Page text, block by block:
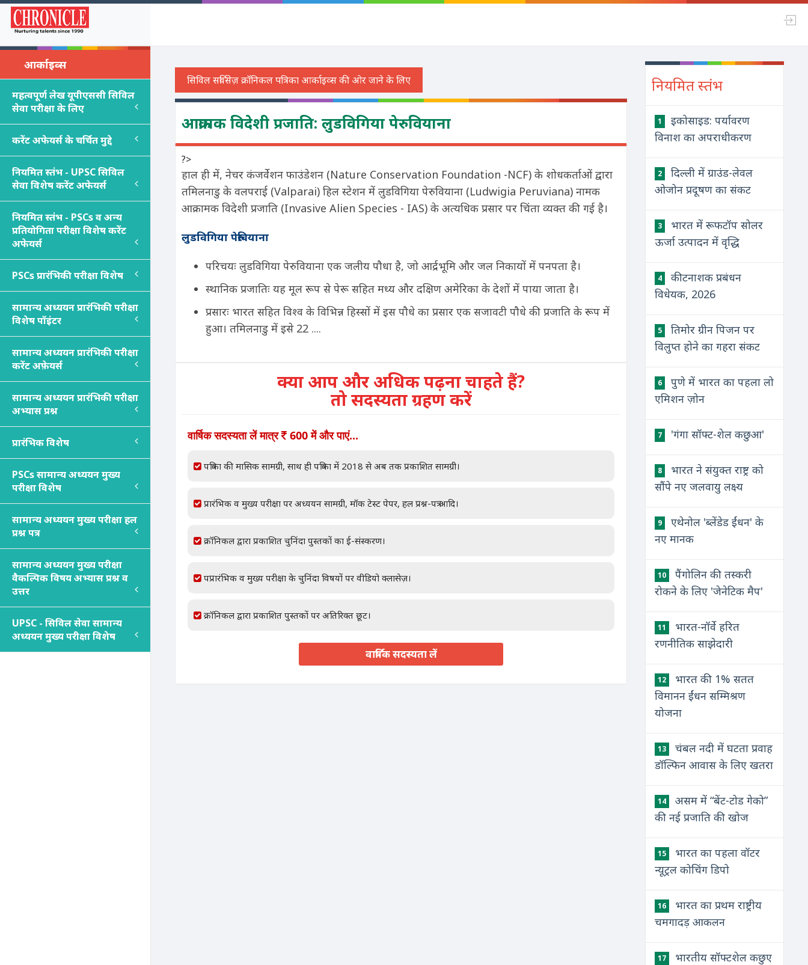
आर्काइव्स
महत्वपूर्ण लेख यूपीएससी सिविल
सेवा परीक्षा के लिए
करेंट अफेयर्स के चर्चित मुद्दे
नियमित स्तंभ - UPSC सिविल
सेवा विशेष करेंट अफेयर्स
नियमित स्तंभ - PSCsव अन्य
प्रतियोगिता परीक्षा विशेष करेंट
अफेयर्स
PSCsप्रारंभिकी परीक्षा विशेष
सामान्य अध्ययन प्रारंभिकी परीक्षा
विशेष पॉइंटर
सामान्य अध्ययन प्रारंभिकी परीक्षा
करेंट अफ़ेयर्स
सामान्य अध्ययन प्रारंभिकी परीक्षा
अभ्यास प्रश्न
प्रारंभिक विशेष
PSCsसामान्य अध्ययन मुख्य
परीक्षा विशेष
सामान्य अध्ययन मुख्य परीक्षा हल
प्रश्न पत्र
सामान्य अध्ययन मुख्य परीक्षा
वैकल्पिक विषय अभ्यास प्रश्न व
उत्तर
UPSC - सिविल सेवा सामान्य
अध्ययन मुख्य परीक्षा विशेष
आक्रामक विदेशी प्रजाति: लुडविगिया पेरुवियाना
?>
हाल ही में, नेचर कंजर्वेशन फाउंडेशन (Nature Conservation Foundation -NCF) के शोधकर्ताओं द्वारा
तमिलनाडु के वलपराई (Valparai) हिल स्टेशन में लुडविगिया पेरुवियाना (Ludwigia Peruviana) नामक
आक्रामक विदेशी प्रजाति (Invasive Alien Species - IAS) के अत्यधिक प्रसार पर चिंता व्यक्त की गई है।
लुडविगिया पेरुवियाना
परिचयः लुडविगिया पेरुवियाना एक जलीय पौधा है, जो आर्द्रभूमि और जल निकायों में पनपता है।
स्थानिक प्रजातिः यह मूल रूप से पेरू सहित मध्य और दक्षिण अमेरिका के देशों में पाया जाता है।
प्रसारः भारत सहित विश्व के विभिन्न हिस्सों में इस पौधे का प्रसार एक सजावटी पौधे की प्रजाति के रूप में
हुआ। तमिलनाडु में इसे 22 ....
क्या आप और अधिक पढ़ना चाहते हैं?
तो सदस्यता ग्रहण करें
वार्षिक सदस्यता लें मात्र 600 में और पाएं...
पत्रिका की मासिक सामग्री, साथ ही पत्रिका में 2018 से अब तक प्रकाशित सामग्री।
प्रारंभिक व मुख्य परीक्षा पर अध्ययन सामग्री, मॉक टेस्ट पेपर, हल प्रश्न-पत्र आदि।
क्रॉनिकल द्वारा प्रकाशित चुनिंदा पुस्तकों का ई-संस्करण।
पप्रारंभिक व मुख्य परीक्षा के चुनिंदा विषयों पर वीडियो क्लासेज़।
क्रॉनिकल द्वारा प्रकाशित पुस्तकों पर अतिरिक्त छूट।
वार्षिक सदस्यता लें
नियमित स्तंभ
1
इकोसाइड: पर्यावरण
विनाश का अपराधीकरण
2
दिल्ली में ग्राउंड-लेवल
ओजोन प्रदूषण का संकट
3
भारत में रूफटॉप सोलर
ऊर्जा उत्पादन में वृद्धि
4
कीटनाशक प्रबंधन
विधेयक, 2026
5
तिमोर ग्रीन पिजन पर
विलुप्त होने का गहरा संकट
6
पुणे में भारत का पहला लो
एमिशन ज़ोन
7 'गंगा सॉफ्ट-शेल कछुआ'
8
भारत ने संयुक्त राष्ट्र को
सौंपे नए जलवायु लक्ष्य
9
एथेनोल 'ब्लेंडेड ईंधन' के
नए मानक
10
पैंगोलिन की तस्करी
रोकने के लिए 'जेनेटिक मैप'
11
भारत-नॉर्वे हरित
रणनीतिक साझेदारी
12
भारत की 1% सतत
विमानन ईंधन सम्मिश्रण
योजना
13
चंबल नदी में घटता प्रवाह
डॉल्फिन आवास के लिए खतरा
14
असम में “बेंट-टोड गेको”
की नई प्रजाति की खोज
15
भारत का पहला वॉटर
न्‍यूट्रल कोचिंग डिपो
16
भारत का प्रथम राष्ट्रीय
चमगादड़ आकलन
17
भारतीय सॉफ्टशेल कछुए